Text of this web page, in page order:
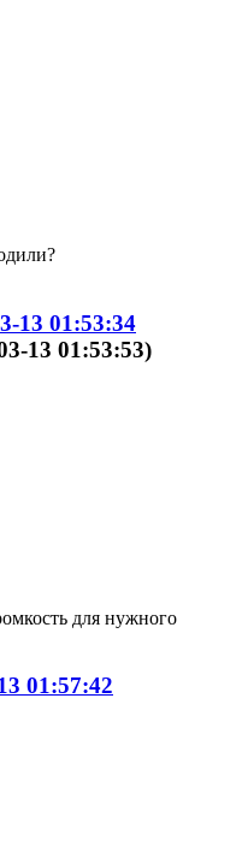
13 01:53:34
13 01:53:53)
для нужного
01:57:42